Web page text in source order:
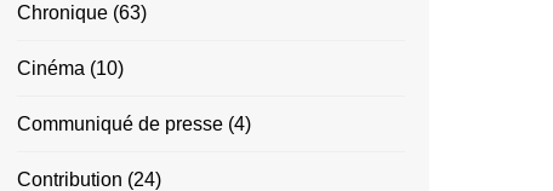
Chronique (63)
Cinéma (10)
Communiqué de presse (4)
Contribution (24)